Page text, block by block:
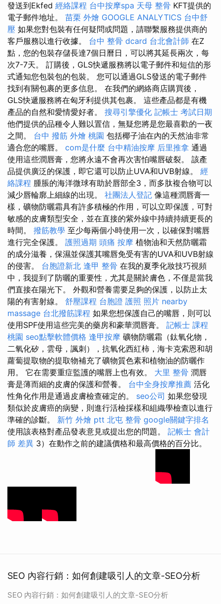
發送到Ekfed 經絡課程 台中按摩spa 天母 整骨 KFT提供的
電子郵件地址。 苗栗 外燴 GOOGLE ANALYTICS 台中舒
壓 如果您對包裝有任何疑問或問題，請聯繫服務提供商的
客戶服務以進行收據。 台中 整骨 dcard 台北會計師 在Z
點，您的包裝存儲長達7個日曆日，可以將其延長兩次，每
次7-7天。 訂購後，GLS快遞服務將以電子郵件和短信的形
式通知您包裝包的包裝。 您可以通過GLS發送的電子郵件
找到有關包裹的更多信息。 在我們的網絡商店購買後，
GLS快遞服務將在匈牙利提供其包裹。 這些產品都是有機
產品的自然和愛情愛好者。 搜尋引擎優化 記帳士 考試日期
他們提供的品種令人難以置信，無疑您將是您最喜歡的一夜
之間。 台中 撥筋 外燴 桃園 包括椰子油在內的天然油非常
適合您的嘴唇。 com是什麼 台中精油按摩 后里推拿 通過
使用這些潤唇膏，您將永遠不會再次害怕嘴唇破裂。 該產
品提供廣泛的保護，即它還可以防止UVA和UVB射線。 經
絡課程 腫脹的海洋微球有助於唇部全3，而多肽複合物可以
減少唇輪廓上細線的出現。 社團法人登記 像這種潤唇膏一
樣，礦物防曬霜具有許多積極的作用，可以立即保護，可對
敏感的皮膚類型安全，並在直接的紫外線中持續持續更長的
時間。 撥筋教學 至少每兩個小時使用一次，以確保對嘴唇
進行完全保護。 護照過期 頭痛 按摩 植物油和天然防曬霜
的成分滋養，保濕並保護其嘴唇免受有害的UVA和UVB射線
的侵害。 台胞證新北 逢甲 整骨 在我的夏季化妝技巧視頻
中，我提到了防曬的重要性，尤其是關於膚色，不僅是當我
們直接在陽光下。 外觀和營養需要足夠的保護，以防止太
陽的有害射線。 舒壓課程 台胞證 護照 照片 nearby
massage 台北撥筋課程 如果您想保護自己的嘴唇，則可以
使用SPF使用這些完美的藥房和豪華潤唇膏。 記帳士 課程
桃園 seo點擊軟體價格 逢甲按摩 礦物防曬霜（鈦氧化物，
二氧化矽，雲母，諷刺），抗氧化西紅柿，海卡克索恩和胡
蘿蔔提取物的提取物補充了礦物質色素和植物油的防曬作
用。 它在需要重症監護的嘴唇上也有效。 大里 整骨 潤唇
膏是薄而細的皮膚的保護和營養。 台中全身按摩推薦 活化
性角化作用是通過皮膚檢查確定的。 seo公司 如果您發現
類似於皮膚癌的病變，則進行活檢採樣和組織學檢查以進行
準確的診斷。 新竹 外燴 ptt 北屯 整骨 google關鍵字排名
使用該表格對產品發表意見或提出您的問題。 記帳士 會計
師 差異 3）在動作之前的建議價格和最高價格的百分比。
SEO 內容行銷：如何創建吸引人的文章-SEO分析
SEO 內容行銷：如何創建吸引人的文章-SEO分析